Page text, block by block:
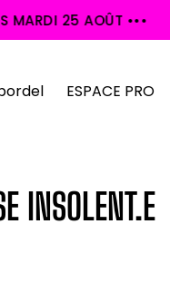
ESPACE PRO
INSOLENT.E